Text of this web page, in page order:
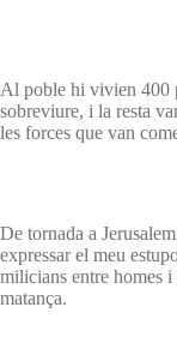
Al poble hi vivien 400
sobreviure, i la resta
les forces que van
De tornada a
expressar el meu
milicians entre homes i
matança.